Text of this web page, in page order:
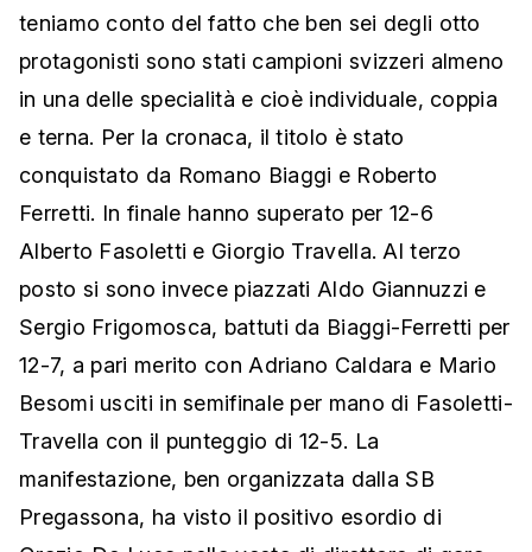
teniamo conto del fatto che ben sei degli otto
protagonisti sono stati campioni svizzeri almeno
in una delle specialità e cioè individuale, coppia
e terna. Per la cronaca, il titolo è stato
conquistato da Romano Biaggi e Roberto
Ferretti. In finale hanno superato per 12-6
Alberto Fasoletti e Giorgio Travella. Al terzo
posto si sono invece piazzati Aldo Giannuzzi e
Sergio Frigomosca, battuti da Biaggi-Ferretti per
12-7, a pari merito con Adriano Caldara e Mario
Besomi usciti in semifinale per mano di Fasoletti-
Travella con il punteggio di 12-5. La
manifestazione, ben organizzata dalla SB
Pregassona, ha visto il positivo esordio di